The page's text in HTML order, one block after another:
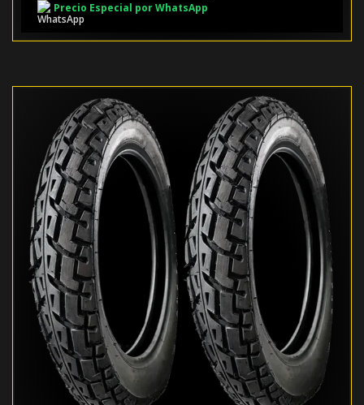
Precio Especial por WhatsApp